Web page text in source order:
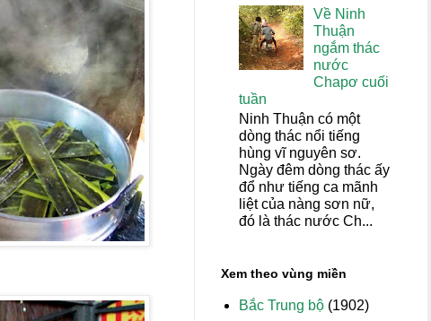
Về Ninh
Thuận
ngắm thác
nước
Chapơ cuối
tuần
Ninh Thuận có một
dòng thác nổi tiếng
hùng vĩ nguyên sơ.
Ngày đêm dòng thác ấy
đổ như tiếng ca mãnh
liệt của nàng sơn nữ,
đó là thác nước Ch...
Xem theo vùng miền
Bắc Trung bộ (1902)